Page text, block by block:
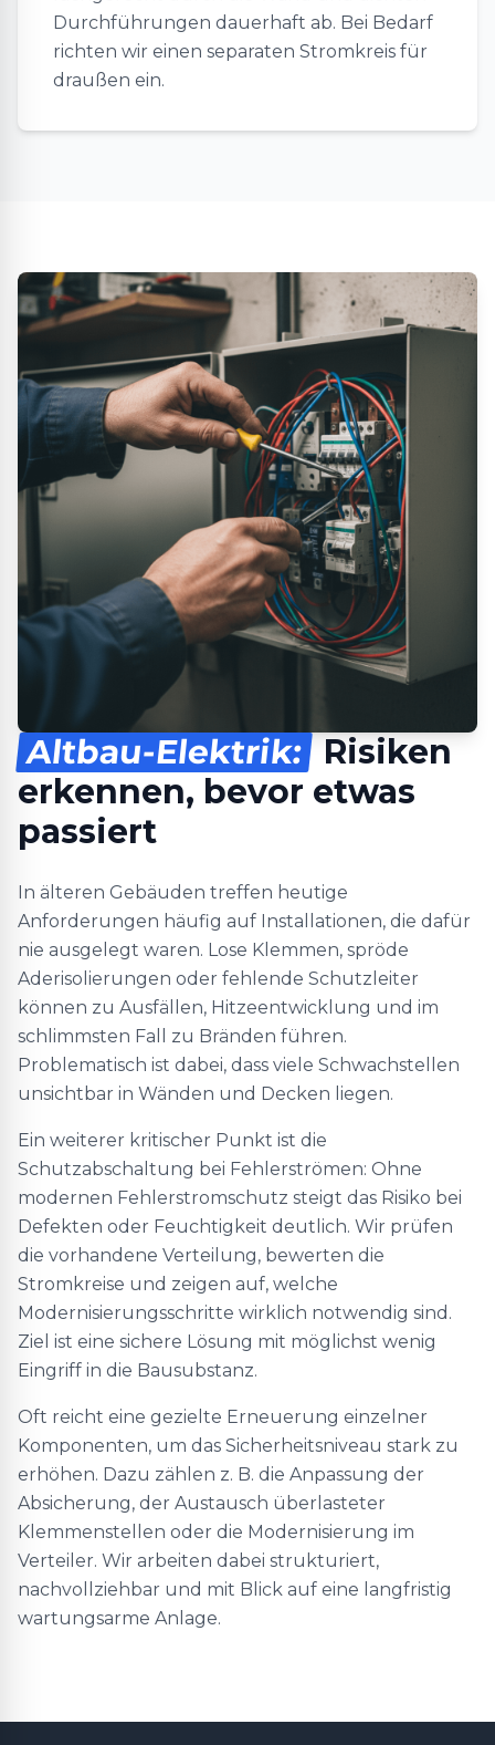
Durchführungen dauerhaft ab. Bei Bedarf
richten wir einen separaten Stromkreis für
draußen ein.
Altbau-Elektrik: Risiken
erkennen, bevor etwas
passiert
In älteren Gebäuden treffen heutige
Anforderungen häufig auf Installationen, die dafür
nie ausgelegt waren. Lose Klemmen, spröde
Aderisolierungen oder fehlende Schutzleiter
können zu Ausfällen, Hitzeentwicklung und im
schlimmsten Fall zu Bränden führen.
Problematisch ist dabei, dass viele Schwachstellen
unsichtbar in Wänden und Decken liegen.
Ein weiterer kritischer Punkt ist die
Schutzabschaltung bei Fehlerströmen: Ohne
modernen Fehlerstromschutz steigt das Risiko bei
Defekten oder Feuchtigkeit deutlich. Wir prüfen
die vorhandene Verteilung, bewerten die
Stromkreise und zeigen auf, welche
Modernisierungsschritte wirklich notwendig sind.
Ziel ist eine sichere Lösung mit möglichst wenig
Eingriff in die Bausubstanz.
Oft reicht eine gezielte Erneuerung einzelner
Komponenten, um das Sicherheitsniveau stark zu
erhöhen. Dazu zählen z. B. die Anpassung der
Absicherung, der Austausch überlasteter
Klemmenstellen oder die Modernisierung im
Verteiler. Wir arbeiten dabei strukturiert,
nachvollziehbar und mit Blick auf eine langfristig
wartungsarme Anlage.